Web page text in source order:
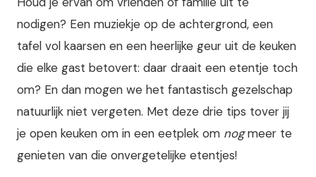
nodigen? Een muziekje op de achtergrond, een
tafel vol kaarsen en een heerlijke geur uit de keuken
die elke gast betovert: daar draait een etentje toch
om? En dan mogen we het fantastisch gezelschap
natuurlijk niet vergeten. Met deze drie tips tover jij
je open keuken om in een eetplek om nogmeer te
genieten van die onvergetelijke etentjes!